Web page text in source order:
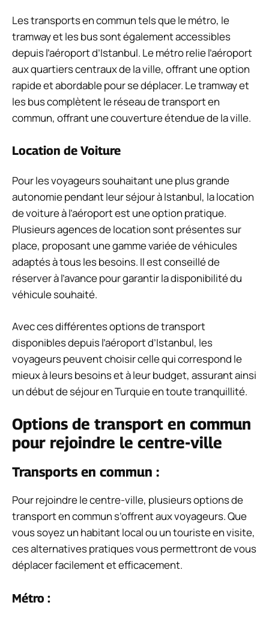
Les transports en commun tels que le métro, le
tramway et les bus sont également accessibles
depuis l’aéroport d’Istanbul. Le métro relie l’aéroport
aux quartiers centraux de la ville, offrant une option
rapide et abordable pour se déplacer. Le tramway et
les bus complètent le réseau de transport en
commun, offrant une couverture étendue de la ville.
Location de Voiture
Pour les voyageurs souhaitant une plus grande
autonomie pendant leur séjour à Istanbul, la location
de voiture à l’aéroport est une option pratique.
Plusieurs agences de location sont présentes sur
place, proposant une gamme variée de véhicules
adaptés à tous les besoins. Il est conseillé de
réserver à l’avance pour garantir la disponibilité du
véhicule souhaité.
Avec ces différentes options de transport
disponibles depuis l’aéroport d’Istanbul, les
voyageurs peuvent choisir celle qui correspond le
mieux à leurs besoins et à leur budget, assurant ainsi
un début de séjour en Turquie en toute tranquillité.
Options de transport en commun
pour rejoindre le centre-ville
Transports en commun :
Pour rejoindre le centre-ville, plusieurs options de
transport en commun s’offrent aux voyageurs. Que
vous soyez un habitant local ou un touriste en visite,
ces alternatives pratiques vous permettront de vous
déplacer facilement et efficacement.
Métro :